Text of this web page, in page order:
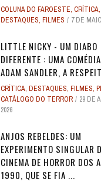
COLUNA DO FAROESTE, CRÍTICA,
DESTAQUES, FILMES 7 DE
LITTLE NICKY - UM DIABO
DIFERENTE : UMA
ADAM SANDLER, A
CRÍTICA, DESTAQUES, FILMES,
CATÁLOGO DO TERROR
29 DE
2026
ANJOS REBELDES: UM
EXPERIMENTO SINGULAR
CINEMA DE HORROR DOS
1990, QUE SE FIA ...